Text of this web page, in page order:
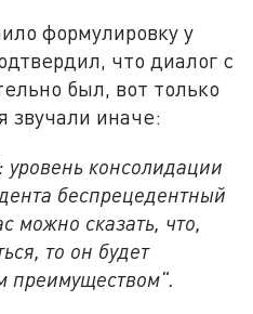
формулировку у
что диалог с
был, вот только
звучали иначе:
консолидации
беспрецедентный
можно сказать, что,
то он будет
преимуществом".